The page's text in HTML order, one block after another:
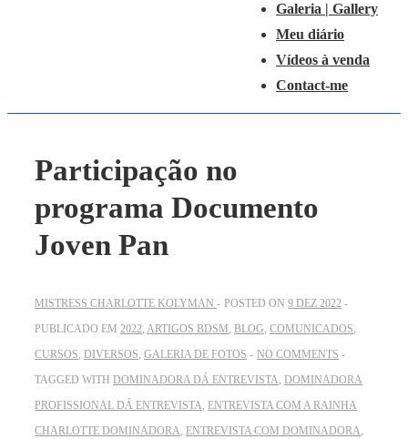
Galeria | Gallery
Meu diário
Vídeos à venda
Contact-me
Participação no
programa Documento
Joven Pan
MISTRESS CHARLOTTE KOLYMAN POSTED ON 9 DEZ 2022
PUBLICADO EM 2022 ARTIGOS BDSM BLOG COMUNICADOS
CURSOS DIVERSOS GALERIA DE FOTOS
NO COMMENTS
TAGGED WITH DOMINADORA DÁ ENTREVISTA DOMINADORA
PROFISSIONAL DÁ ENTREVISTA ENTREVISTA COM A RAINHA
CHARLOTTE DOMINADORA ENTREVISTA COM DOMINADORA